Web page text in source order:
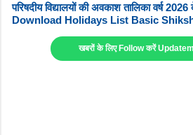
परिषदीय विद्यालयों की अवकाश तालिका वर्ष
Download Holidays List Basic
खबरों के लिए Follow करें